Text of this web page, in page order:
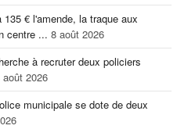
€ l'amende, la traque aux
centre ... 8 août 2026
à recruter deux policiers
août 2026
municipale se dote de deux